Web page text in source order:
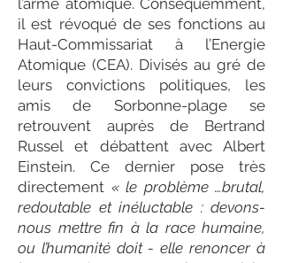
l’arme atomique. Conséquemment,
il est révoqué de ses fonctions au
Haut-Commissariat à l’Energie
Atomique (CEA). Divisés au gré de
leurs convictions politiques, les
amis de Sorbonne-plage se
retrouvent auprès de Bertrand
Russel et débattent avec Albert
Einstein. Ce dernier pose très
directement « le problème …brutal,
redoutable et inéluctable : devons-
nous mettre fin à la race humaine,
ou l’humanité doit - elle renoncer à